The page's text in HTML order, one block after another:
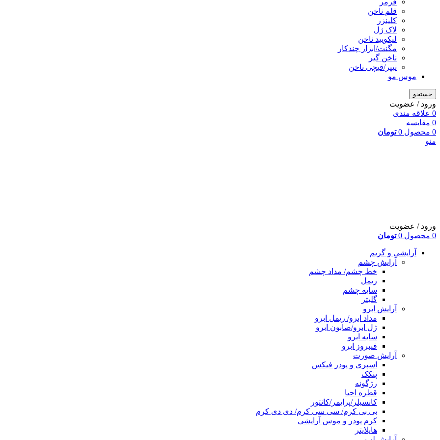
فرمر
قلم ناخن
کلینزر
لاک ژل
لیکوييد ناخن
مگنت/ابزار چندکار
ناخن گیر
نیپر/قیچی ناخن
موس مو
جستجو
ورود / عضویت
0 علاقه مندی
0 مقایسه
0 محصول 0 تومان
منو
ورود / عضویت
0 محصول 0 تومان
آرایشی و گریم
آرایش چشم
خط چشم/ مداد چشم
ریمل
سایه چشم
گلیتر
آرایش ابرو
مداد ابرو/ ریمل ابرو
ژل ابرو/صابون ابرو
سایه ابرو
فیبروز ابرو
آرایش صورت
اسپری و پودر فیکس
پنکک
رژگونه
قطره احیا
کانسیلر/پرایمر/کانتور
بی بی کرم/ سی سی کرم/ دی دی کرم
کرم پودر و موس آرایشی
هایلایتر